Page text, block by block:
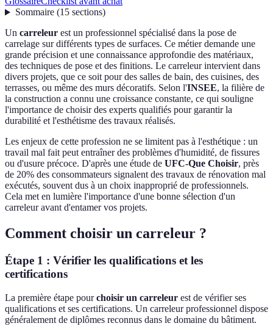
Sommaire(15 sections)
Un carreleur est un professionnel spécialisé dans la pose de
carrelage sur différents types de surfaces. Ce métier demande une
grande précision et une connaissance approfondie des matériaux,
des techniques de pose et des finitions. Le carreleur intervient dans
divers projets, que ce soit pour des salles de bain, des cuisines, des
terrasses, ou même des murs décoratifs. Selon l'INSEE, la filière de
la construction a connu une croissance constante, ce qui souligne
l'importance de choisir des experts qualifiés pour garantir la
durabilité et l'esthétisme des travaux réalisés.
Les enjeux de cette profession ne se limitent pas à l'esthétique : un
travail mal fait peut entraîner des problèmes d'humidité, de fissures
ou d'usure précoce. D'après une étude de UFC-Que Choisir, près
de 20% des consommateurs signalent des travaux de rénovation mal
exécutés, souvent dus à un choix inapproprié de professionnels.
Cela met en lumière l'importance d'une bonne sélection d'un
carreleur avant d'entamer vos projets.
Comment choisir un carreleur ?
Étape 1 : Vérifier les qualifications et les
certifications
La première étape pourchoisir un carreleur est de vérifier ses
qualifications et ses certifications. Un carreleur professionnel dispose
généralement de diplômes reconnus dans le domaine du bâtiment.